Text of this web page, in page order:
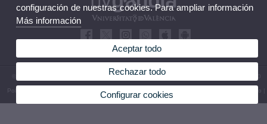
© 2026 UV. - UVGandía, Calle Tossal, 8, 46701 Gandía (Valencia). Tel: (+34) 962 044 820
Política privacidad Transparencia Buzón FGUV Términos y condiciones de uso
Canal Interno de Información
configuración de nuestras cookies. Para ampliar información
Más información
Aceptar todo
Rechazar todo
Configurar cookies